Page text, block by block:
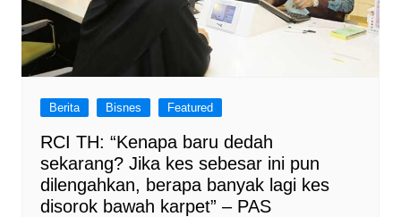
Berita Bisnes Featured
RCI TH: “Kenapa baru dedah
sekarang? Jika kes sebesar ini pun
dilengahkan, berapa banyak lagi kes
disorok bawah karpet” – PAS